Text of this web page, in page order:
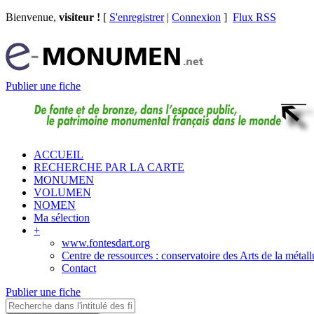
Bienvenue, visiteur ! [ S'enregistrer| Connexion ] Flux RSS
Publier une fiche
ACCUEIL
RECHERCHE PAR LA CARTE
MONUMEN
VOLUMEN
NOMEN
Ma sélection
+
www.fontesdart.org
Centre de ressources : conservatoire des Arts de la
Contact
Publier une fiche